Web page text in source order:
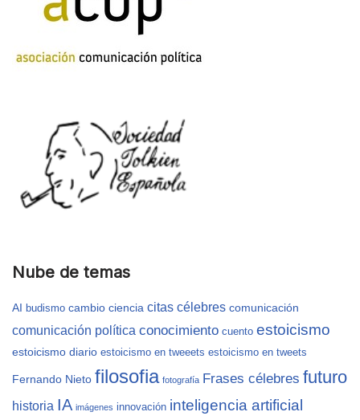
Nube de temas
AI budismo cambio ciencia citas célebres comunicación
comunicación política conocimiento cuento estoicismo
estoicismo diario estoicismo en tweeets estoicismo en tweets
Fernando Nieto filosofia fotografía Frases célebres futuro
historia IA imágenes innovación inteligencia artificial